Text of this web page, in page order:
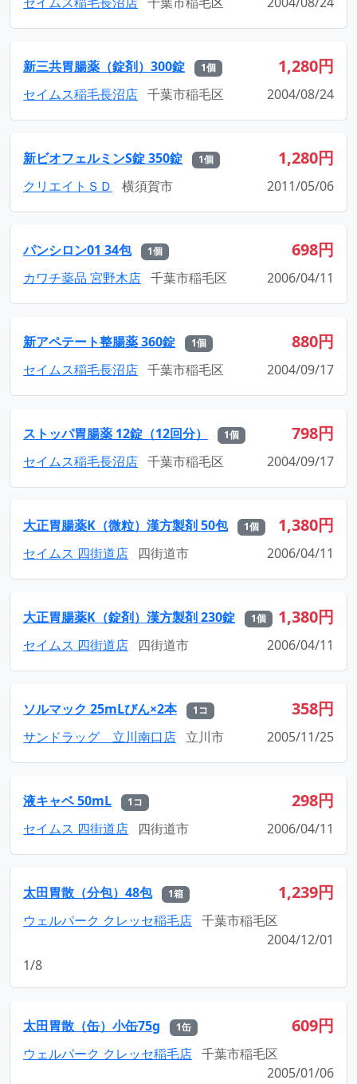
新三共胃腸薬（錠剤）300錠 1個 1,280円
セイムス稲毛長沼店 千葉市稲毛区 2004/08/24
新ビオフェルミンS錠 350錠 1個 1,280円
クリエイトＳＤ 横須賀市 2011/05/06
パンシロン01 34包 1個 698円
カワチ薬品 宮野木店 千葉市稲毛区 2006/04/11
新アペテート整腸薬 360錠 1個 880円
セイムス稲毛長沼店 千葉市稲毛区 2004/09/17
ストッパ胃腸薬 12錠（12回分） 1個 798円
セイムス稲毛長沼店 千葉市稲毛区 2004/09/17
大正胃腸薬K（微粒）漢方製剤 50包 1個 1,380円
セイムス 四街道店 四街道市 2006/04/11
大正胃腸薬K（錠剤）漢方製剤 230錠 1個 1,380円
セイムス 四街道店 四街道市 2006/04/11
ソルマック 25mLびん×2本 1コ 358円
サンドラッグ 立川南口店 立川市 2005/11/25
液キャベ 50mL 1コ 298円
セイムス 四街道店 四街道市 2006/04/11
太田胃散（分包）48包 1箱 1,239円
ウェルパーク クレッセ稲毛店 千葉市稲毛区
2004/12/01
1/8
太田胃散（缶）小缶75g 1缶 609円
ウェルパーク クレッセ稲毛店 千葉市稲毛区
2005/01/06